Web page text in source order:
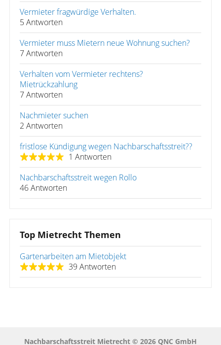
Vermieter fragwürdige Verhalten.
5 Antworten
Vermieter muss Mietern neue Wohnung suchen?
7 Antworten
Verhalten vom Vermieter rechtens?
Mietrückzahlung
7 Antworten
Nachmieter suchen
2 Antworten
fristlose Kündigung wegen Nachbarschaftsstreit??
1 Antworten
Nachbarschaftsstreit wegen Rollo
46 Antworten
Top Mietrecht Themen
Gartenarbeiten am Mietobjekt
39 Antworten
Nachbarschaftsstreit Mietrecht © 2026 QNC GmbH